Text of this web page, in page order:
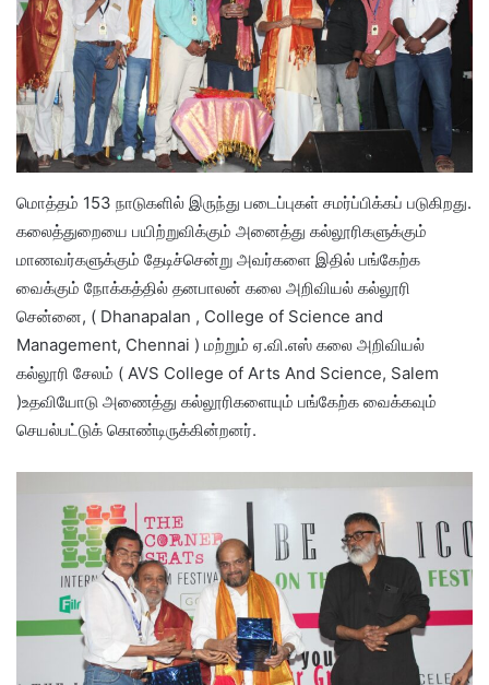
மொத்தம் 153 நாடுகளில் இருந்து படைப்புகள் சமர்ப்பிக்கப் படுகிறது.
கலைத்துறையை பயிற்றுவிக்கும் அனைத்து கல்லூரிகளுக்கும்
மாணவர்களுக்கும் தேடிச்சென்று அவர்களை இதில் பங்கேற்க
வைக்கும் நோக்கத்தில் தனபாலன் கலை அறிவியல் கல்லூரி
சென்னை, ( Dhanapalan , College of Science and
Management, Chennai ) மற்றும் ஏ.வி.எஸ் கலை அறிவியல்
கல்லூரி சேலம் ( AVS College of Arts And Science, Salem
)உதவியோடு அணைத்து கல்லூரிகளையும் பங்கேற்க வைக்கவும்
செயல்பட்டுக் கொண்டிருக்கின்றனர்.